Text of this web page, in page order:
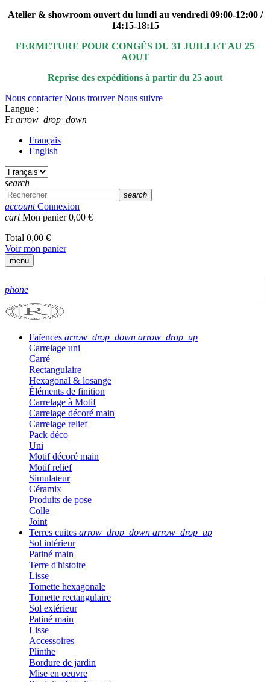
Atelier & showroom ouvert du lundi au vendredi 09:00-12:00 /
14:15-18:15
FERMETURE POUR CONGÉS DU 31 JUILLET AU 25
AOUT
Reprise des expéditions à partir du 25 aout
Nous contacter Nous trouver Nous suivre
Langue :
Fr arrow_drop_down
Français
English
search
search
account Connexion
cart Mon panier0,00 €
Total 0,00 €
Voir mon panier
menu
phone
Faïences arrow_drop_down arrow_drop_up
Carrelage uni
Carré
Rectangulaire
Hexagonal & losange
Éléments de finition
Carrelage à Motif
Carrelage décoré main
Carrelage relief
Pack déco
Uni
Motif décoré main
Motif relief
Simulateur
Céramix
Produits de pose
Colle
Joint
Terres cuites arrow_drop_down arrow_drop_up
Sol intérieur
Patiné main
Terre d'histoire
Lisse
Tomette hexagonale
Tomette rectangulaire
Sol extérieur
Patiné main
Lisse
Accessoires
Plinthe
Bordure de jardin
Mise en oeuvre